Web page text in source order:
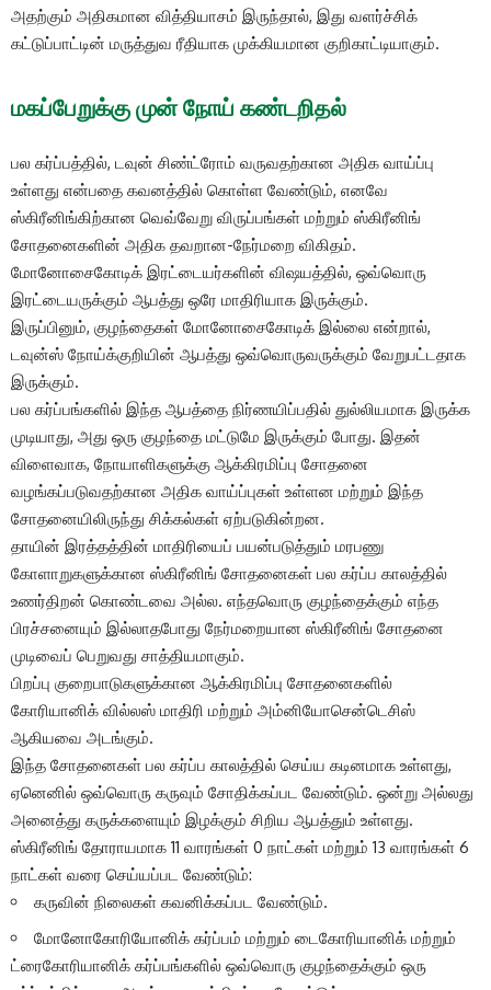
அதற்கும் அதிகமான வித்தியாசம் இருந்தால், இது வளர்ச்சிக்
கட்டுப்பாட்டின் மருத்துவ ரீதியாக முக்கியமான குறிகாட்டியாகும்.
மகப்பேறுக்கு முன் நோய் கண்டறிதல்
பல கர்ப்பத்தில், டவுன் சிண்ட்ரோம் வருவதற்கான அதிக வாய்ப்பு
உள்ளது என்பதை கவனத்தில் கொள்ள வேண்டும், எனவே
ஸ்கிரீனிங்கிற்கான வெவ்வேறு விருப்பங்கள் மற்றும் ஸ்கிரீனிங்
சோதனைகளின் அதிக தவறான-நேர்மறை விகிதம்.
மோனோசைகோடிக் இரட்டையர்களின் விஷயத்தில், ஒவ்வொரு
இரட்டையருக்கும் ஆபத்து ஒரே மாதிரியாக இருக்கும்.
இருப்பினும், குழந்தைகள் மோனோசைகோடிக் இல்லை என்றால்,
டவுன்ஸ் நோய்க்குறியின் ஆபத்து ஒவ்வொருவருக்கும் வேறுபட்டதாக
இருக்கும்.
பல கர்ப்பங்களில் இந்த ஆபத்தை நிர்ணயிப்பதில் துல்லியமாக இருக்க
முடியாது, அது ஒரு குழந்தை மட்டுமே இருக்கும் போது. இதன்
விளைவாக, நோயாளிகளுக்கு ஆக்கிரமிப்பு சோதனை
வழங்கப்படுவதற்கான அதிக வாய்ப்புகள் உள்ளன மற்றும் இந்த
சோதனையிலிருந்து சிக்கல்கள் ஏற்படுகின்றன.
தாயின் இரத்தத்தின் மாதிரியைப் பயன்படுத்தும் மரபணு
கோளாறுகளுக்கான ஸ்கிரீனிங் சோதனைகள் பல கர்ப்ப காலத்தில்
உணர்திறன் கொண்டவை அல்ல. எந்தவொரு குழந்தைக்கும் எந்த
பிரச்சனையும் இல்லாதபோது நேர்மறையான ஸ்கிரீனிங் சோதனை
முடிவைப் பெறுவது சாத்தியமாகும்.
பிறப்பு குறைபாடுகளுக்கான ஆக்கிரமிப்பு சோதனைகளில்
கோரியானிக் வில்லஸ் மாதிரி மற்றும் அம்னியோசென்டெசிஸ்
ஆகியவை அடங்கும்.
இந்த சோதனைகள் பல கர்ப்ப காலத்தில் செய்ய கடினமாக உள்ளது,
ஏனெனில் ஒவ்வொரு கருவும் சோதிக்கப்பட வேண்டும். ஒன்று அல்லது
அனைத்து கருக்களையும் இழக்கும் சிறிய ஆபத்தும் உள்ளது.
ஸ்கிரீனிங் தோராயமாக 11 வாரங்கள் 0 நாட்கள் மற்றும் 13 வாரங்கள் 6
நாட்கள் வரை செய்யப்பட வேண்டும்:
கருவின் நிலைகள் கவனிக்கப்பட வேண்டும்.
மோனோகோரியோனிக் கர்ப்பம் மற்றும் டைகோரியானிக் மற்றும்
ட்ரைகோரியானிக் கர்ப்பங்களில் ஒவ்வொரு குழந்தைக்கும் ஒரு